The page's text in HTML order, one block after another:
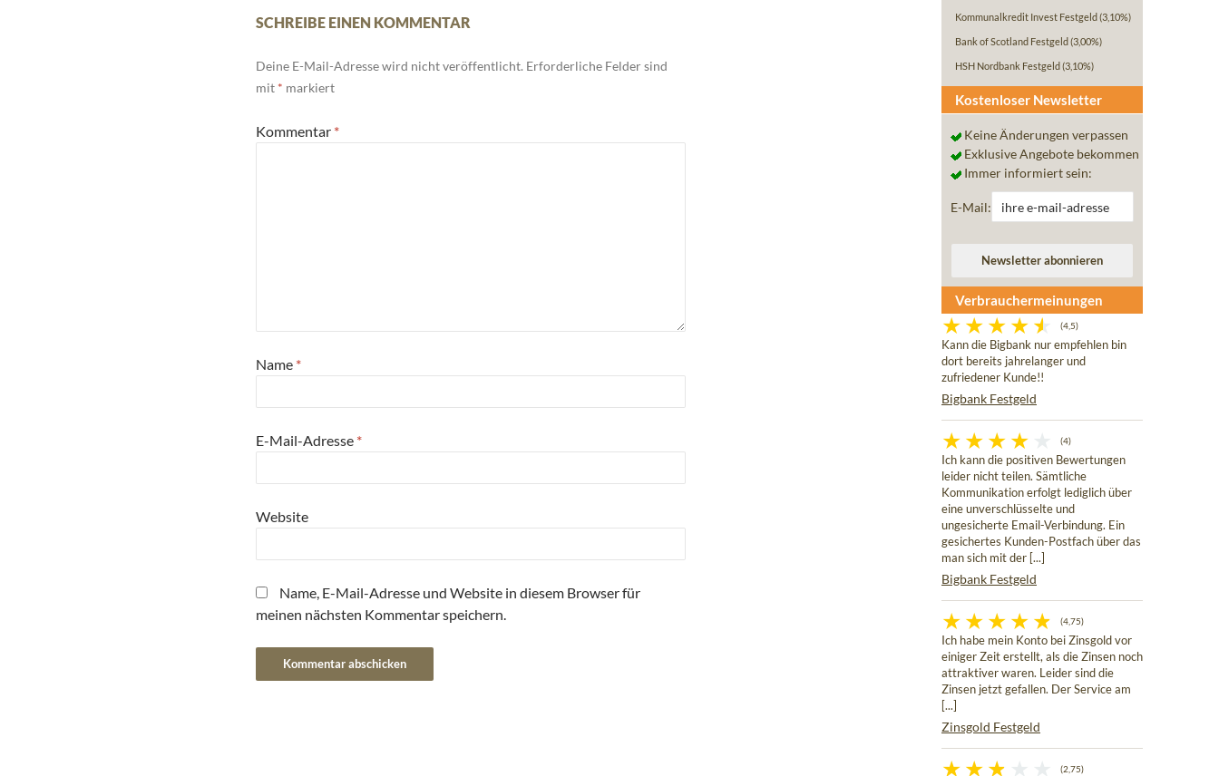
SCHREIBE EINEN KOMMENTAR
Deine E-Mail-Adresse wird nicht veröffentlicht. Erforderliche Felder sind
mit * markiert
Kommentar *
Name *
E-Mail-Adresse *
Website
Name, E-Mail-Adresse und Website in diesem Browser für
meinen nächsten Kommentar speichern.
Kommunalkredit Invest Festgeld (3,10%)
Bank of Scotland Festgeld (3,00%)
HSH Nordbank Festgeld (3,10%)
Kostenloser Newsletter
Keine Änderungen verpassen
Exklusive Angebote bekommen
Immer informiert sein:
E-Mail:
Verbrauchermeinungen
(4,5)
Kann die Bigbank nur empfehlen bin
dort bereits jahrelanger und
zufriedener Kunde!!
Bigbank Festgeld
(4)
Ich kann die positiven Bewertungen
leider nicht teilen. Sämtliche
Kommunikation erfolgt lediglich über
eine unverschlüsselte und
ungesicherte Email-Verbindung. Ein
gesichertes Kunden-Postfach über das
man sich mit der [...]
Bigbank Festgeld
(4,75)
Ich habe mein Konto bei Zinsgold vor
einiger Zeit erstellt, als die Zinsen noch
attraktiver waren. Leider sind die
Zinsen jetzt gefallen. Der Service am
[...]
Zinsgold Festgeld
(2,75)